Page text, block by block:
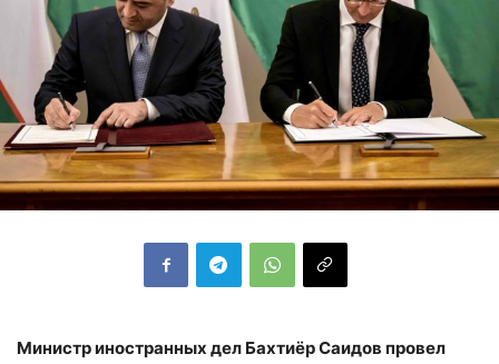
Министр иностранных дел Бахтиёр Саидов провел